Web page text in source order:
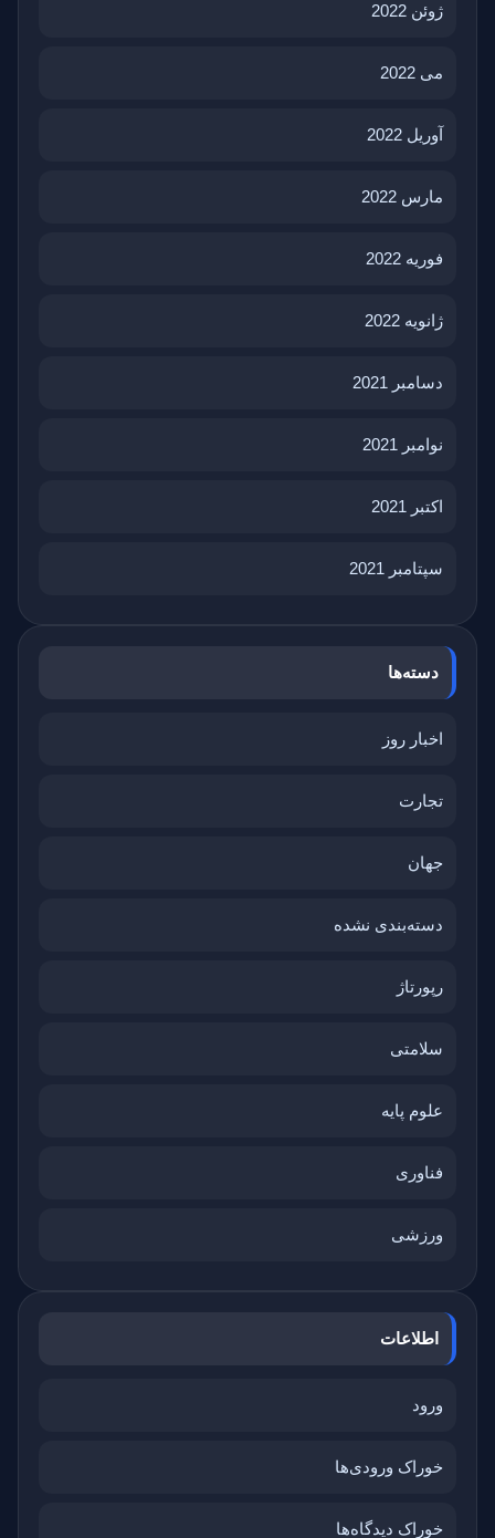
ژوئن 2022
می 2022
آوریل 2022
مارس 2022
فوریه 2022
ژانویه 2022
دسامبر 2021
نوامبر 2021
اکتبر 2021
سپتامبر 2021
دسته‌ها
اخبار روز
تجارت
جهان
دسته‌بندی نشده
رپورتاژ
سلامتی
علوم پایه
فناوری
ورزشی
اطلاعات
ورود
خوراک ورودی‌ها
خوراک دیدگاه‌ها